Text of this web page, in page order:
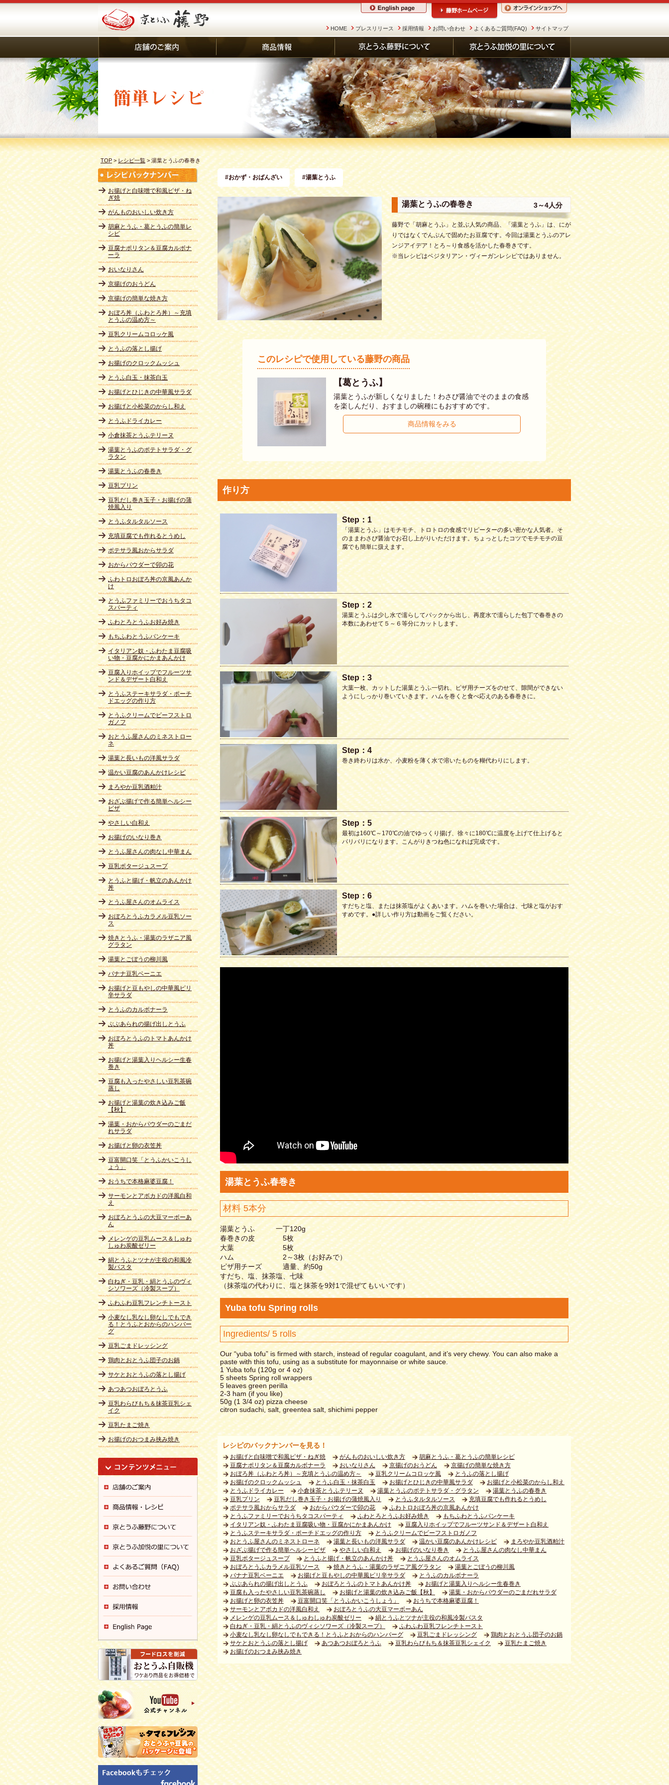
HOME プレスリリース 採用情報 お問い合わせ よくあるご質問(FAQ) サイトマップ
TOP> レシピ一覧 >湯葉とうふの春巻き
#おかず・おばんざい #湯葉とうふ
湯葉とうふの春巻き 3～4人分
藤野で「胡麻とうふ」と並ぶ人気の商品、「湯葉とうふ」は、にが
りではなくでんぷんで固めたお豆腐です。今回は湯葉とうふのアレ
ンジアイデア！とろ～り食感を活かした春巻きです。
※当レシピはベジタリアン・ヴィーガンレシピではありません。
このレシピで使用している藤野の商品
【葛とうふ】
湯葉とうふが新しくなりました！わさび醤油でそのままの食感
を楽しんだり、おすましの碗種にもおすすめです。
商品情報をみる
作り方
Step：1
「湯葉とうふ」はモチモチ、トロトロの食感でリピーターの多い密かな人気者。そ
のままわさび醤油でお召し上がりいただけます。ちょっとしたコツでモチモチの豆
腐でも簡単に扱えます。
Step：2
湯葉とうふは少し水で濡らしてパックから出し、再度水で濡らした包丁で春巻きの
本数にあわせて５～６等分にカットします。
Step：3
大葉一枚、カットした湯葉とうふ一切れ、ピザ用チーズをのせて、隙間ができない
ようにしっかり巻いていきます。ハムを巻くと食べ応えのある春巻きに。
Step：4
巻き終わりは水か、小麦粉を薄く水で溶いたものを糊代わりにします。
Step：5
最初は160℃～170℃の油でゆっくり揚げ、徐々に180℃に温度を上げて仕上げると
パリパリになります。こんがりきつね色になれば完成です。
Step：6
すだちと塩、または抹茶塩がよくあいます。ハムを巻いた場合は、七味と塩がおす
すめです。●詳しい作り方は動画をご覧ください。
湯葉とうふ春巻き
材料 5本分
湯葉とうふ 一丁120g
春巻きの皮 5枚
大葉 5枚
ハム 2～3枚（お好みで）
ピザ用チーズ 適量、約50g
すだち、塩、抹茶塩、七味
（抹茶塩の代わりに、塩と抹茶を9対1で混ぜてもいいです）
Yuba tofu Spring rolls
Ingredients/ 5 rolls
Our “yuba tofu” is firmed with starch, instead of regular coagulant, and it’s very chewy. You can also make a
paste with this tofu, using as a substitute for mayonnaise or white sauce.
1 Yuba tofu (120g or 4 oz)
5 sheets Spring roll wrappers
5 leaves green perilla
2-3 ham (if you like)
50g (1 3/4 oz) pizza cheese
citron sudachi, salt, greentea salt, shichimi pepper
レシピのバックナンバーを見る！
お揚げと白味噌で和風ピザ・ねぎ焼 がんものおいしい炊き方
胡麻とうふ・葛とうふの簡単レシピ
豆腐ナポリタン＆豆腐カルボナーラ
おいなりさん 京揚げのおうどん
京揚げの簡単な焼き方
おぼろ丼（ふわとろ丼）～充填とうふの温め方～
豆乳クリームコロッケ風
とうふの落とし揚げ
お揚げのクロックムッシュ
とうふ白玉・抹茶白玉 お揚げとひじきの中華風サラダ
お揚げと小松菜のからし和え
とうふドライカレー
小倉抹茶とうふテリーヌ 湯葉とうふのポテトサラダ・グラタン
湯葉とうふの春巻き
豆乳プリン
豆乳だし巻き玉子・お揚げの蒲焼風入り とうふタルタルソース
充填豆腐でも作れるとうめし
ポテサラ風おからサラダ
おからパウダーで卯の花
ふわトロおぼろ丼の京風あんかけ
とうふファミリーでおうちタコスパーティ
ふわとろとうふお好み焼き
もちふわとうふパンケーキ
イタリアン奴・ふわたま豆腐吸い物・豆腐かにかまあんかけ
豆腐入りホイップでフルーツサンド＆デザート白和え
とうふステーキサラダ・ポーチドエッグの作り方
とうふクリームでビーフストロガノフ
おとうふ屋さんのミネストローネ
湯葉と長いもの洋風サラダ 温かい豆腐のあんかけレシピ
まろやか豆乳酒粕汁
おざぶ揚げで作る簡単ヘルシーピザ
やさしい白和え お揚げのいなり巻き
とうふ屋さんの肉なし中華まん
豆乳ポタージュスープ
とうふと揚げ・帆立のあんかけ丼
とうふ屋さんのオムライス
おぼろとうふカラメル豆乳ソース
焼きとうふ・湯葉のラザニア風グラタン
湯葉とごぼうの柳川風
バナナ豆乳ベーニエ
お揚げと豆もやしの中華風ピリ辛サラダ
とうふのカルボナーラ
ぶぶあられの揚げ出しとうふ
おぼろとうふのトマトあんかけ丼
お揚げと湯葉入りヘルシー生春巻き
豆腐も入ったやさしい豆乳茶碗蒸し
お揚げと湯葉の炊き込みご飯【秋】
湯葉・おからパウダーのごまだれサラダ
お揚げと卵の衣笠丼
豆富開口笑「とうふかいこうしょう」
おうちで本格麻婆豆腐！
サーモンとアボカドの洋風白和え
おぼろとうふの大豆マーボーあん
メレンゲの豆乳ムース＆しゅわしゅわ炭酸ゼリー
絹とうふとツナが主役の和風冷製パスタ
白ねぎ・豆乳・絹とうふのヴィシソワーズ（冷製スープ）
ふわふわ豆乳フレンチトースト
小麦なし乳なし卵なしでもできる！とうふとおからのハンバーグ
豆乳ごまドレッシング
鶏肉とおとうふ団子のお鍋
サケとおとうふの落とし揚げ
あつあつおぼろとうふ 豆乳わらびもち＆抹茶豆乳シェイク
豆乳たまご焼き
お揚げのおつまみ挟み焼き
お揚げと白味噌で和風ピザ・ね
ぎ焼
がんものおいしい炊き方
胡麻とうふ・葛とうふの簡単レ
シピ
豆腐ナポリタン＆豆腐カルボナ
ーラ
おいなりさん
京揚げのおうどん
京揚げの簡単な焼き方
おぼろ丼（ふわとろ丼）～充填
とうふの温め方～
豆乳クリームコロッケ風
とうふの落とし揚げ
お揚げのクロックムッシュ
とうふ白玉・抹茶白玉
お揚げとひじきの中華風サラダ
お揚げと小松菜のからし和え
とうふドライカレー
小倉抹茶とうふテリーヌ
湯葉とうふのポテトサラダ・グ
ラタン
湯葉とうふの春巻き
豆乳プリン
豆乳だし巻き玉子・お揚げの蒲
焼風入り
とうふタルタルソース
充填豆腐でも作れるとうめし
ポテサラ風おからサラダ
おからパウダーで卯の花
ふわトロおぼろ丼の京風あんか
け
とうふファミリーでおうちタコ
スパーティ
ふわとろとうふお好み焼き
もちふわとうふパンケーキ
イタリアン奴・ふわたま豆腐吸
い物・豆腐かにかまあんかけ
豆腐入りホイップでフルーツサ
ンド＆デザート白和え
とうふステーキサラダ・ポーチ
ドエッグの作り方
とうふクリームでビーフストロ
ガノフ
おとうふ屋さんのミネストロー
ネ
湯葉と長いもの洋風サラダ
温かい豆腐のあんかけレシピ
まろやか豆乳酒粕汁
おざぶ揚げで作る簡単ヘルシー
ピザ
やさしい白和え
お揚げのいなり巻き
とうふ屋さんの肉なし中華まん
豆乳ポタージュスープ
とうふと揚げ・帆立のあんかけ
丼
とうふ屋さんのオムライス
おぼろとうふカラメル豆乳ソー
ス
焼きとうふ・湯葉のラザニア風
グラタン
湯葉とごぼうの柳川風
バナナ豆乳ベーニエ
お揚げと豆もやしの中華風ピリ
辛サラダ
とうふのカルボナーラ
ぶぶあられの揚げ出しとうふ
おぼろとうふのトマトあんかけ
丼
お揚げと湯葉入りヘルシー生春
巻き
豆腐も入ったやさしい豆乳茶碗
蒸し
お揚げと湯葉の炊き込みご飯
【秋】
湯葉・おからパウダーのごまだ
れサラダ
お揚げと卵の衣笠丼
豆富開口笑「とうふかいこうし
ょう」
おうちで本格麻婆豆腐！
サーモンとアボカドの洋風白和
え
おぼろとうふの大豆マーボーあ
ん
メレンゲの豆乳ムース＆しゅわ
しゅわ炭酸ゼリー
絹とうふとツナが主役の和風冷
製パスタ
白ねぎ・豆乳・絹とうふのヴィ
シソワーズ（冷製スープ）
ふわふわ豆乳フレンチトースト
小麦なし乳なし卵なしでもでき
る！とうふとおからのハンバー
グ
豆乳ごまドレッシング
鶏肉とおとうふ団子のお鍋
サケとおとうふの落とし揚げ
あつあつおぼろとうふ
豆乳わらびもち＆抹茶豆乳シェ
イク
豆乳たまご焼き
お揚げのおつまみ挟み焼き